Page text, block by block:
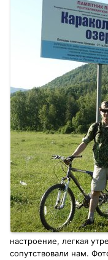
настроение, легкая
сопутствовали нам.